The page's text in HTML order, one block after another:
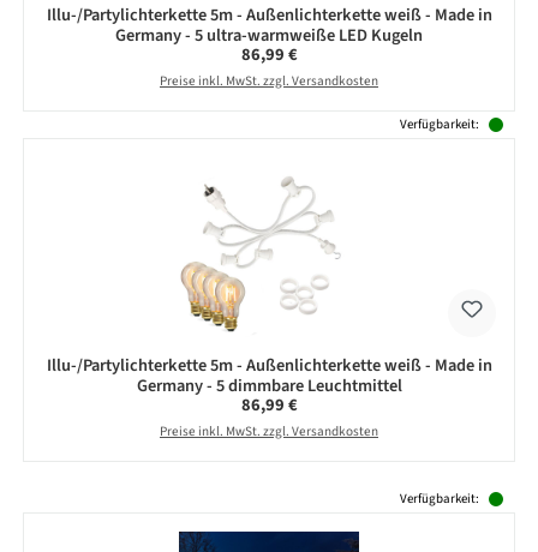
Illu-/Partylichterkette 5m - Außenlichterkette weiß - Made in
Germany - 5 ultra-warmweiße LED Kugeln
Regulärer Preis:
86,99 €
Preise inkl. MwSt. zzgl. Versandkosten
Verfügbarkeit:
Illu-/Partylichterkette 5m - Außenlichterkette weiß - Made in
Germany - 5 dimmbare Leuchtmittel
Regulärer Preis:
86,99 €
Preise inkl. MwSt. zzgl. Versandkosten
Verfügbarkeit: